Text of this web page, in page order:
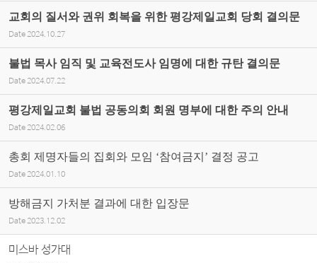
교회의 질서와 권위 회복을 위한 평강제일교회 당회 결의문
Date 2024.10.27
불법 목사 임직 및 교육전도사 임명에 대한 규탄 결의문
Date 2024.07.22
평강제일교회 불법 공동의회 회원 명부에 대한 주의 안내
Date 2024.02.06
총회 제명자들의 집회와 모임 ‘참여금지’ 결정 공고
Date 2024.01.10
방해금지 가처분 결과에 대한 입장문
Date 2023.12.02
미스바 성가대